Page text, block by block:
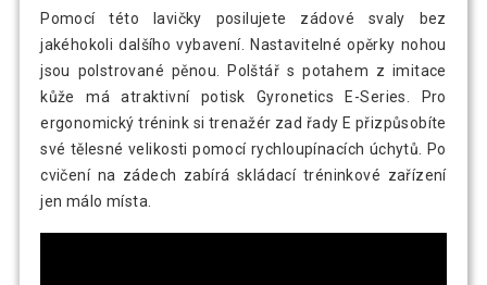
Pomocí této lavičky posilujete zádové svaly bez
jakéhokoli dalšího vybavení. Nastavitelné opěrky nohou
jsou polstrované pěnou. Polštář s potahem z imitace
kůže má atraktivní potisk Gyronetics E-Series. Pro
ergonomický trénink si trenažér zad řady E přizpůsobíte
své tělesné velikosti pomocí rychloupínacích úchytů. Po
cvičení na zádech zabírá skládací tréninkové zařízení
jen málo místa.